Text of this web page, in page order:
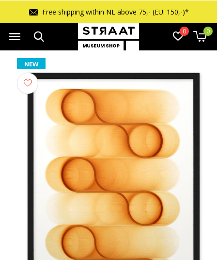
0 0
Free shipping within NL above 75,- (EU: 150,-)*
NEW